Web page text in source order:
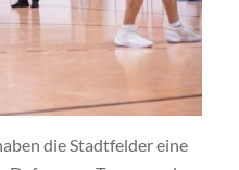
die Stadtfelder eine